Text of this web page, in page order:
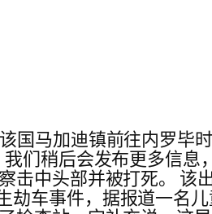
国马加迪镇前往内罗毕
们稍后会发布更多信息
击中头部并被打死。 该
劫车事件，据报道一名